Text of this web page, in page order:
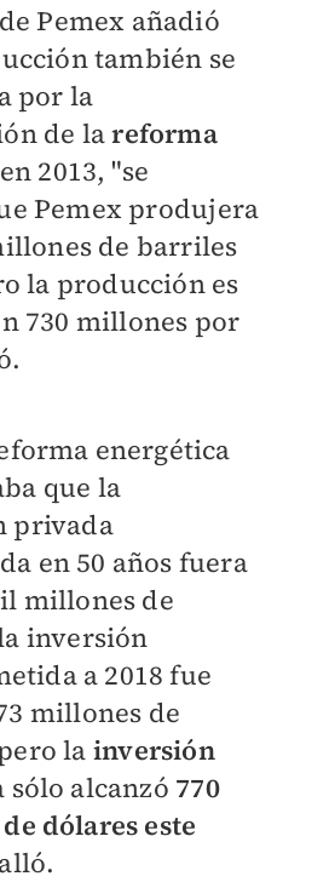
Pemex añadió
también se
por la
de lareforma
en 2013, "se
Pemex produjera
de barriles
la producción es
730 millones por
energética
que la
privada
en 50 años fuera
millones de
inversión
a 2018 fue
millones de
la inversión
sólo alcanzó 770
dólares este